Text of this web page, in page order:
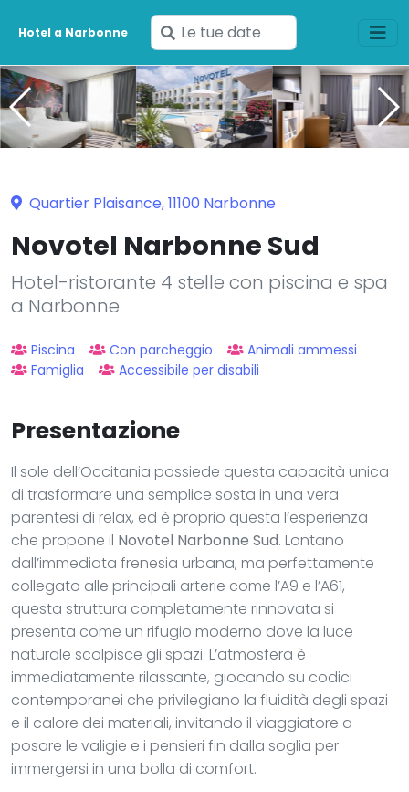
Hotel a Narbonne
Inserisci
le
tue
date
Quartier Plaisance, 11100 Narbonne
Novotel Narbonne Sud
Hotel-ristorante 4 stelle con piscina e spa
a Narbonne
Piscina Con parcheggio
Animali ammessi
Famiglia
Accessibile per disabili
Presentazione
Il sole dell’Occitania possiede questa capacità unica
di trasformare una semplice sosta in una vera
parentesi di relax, ed è proprio questa l’esperienza
che propone il Novotel Narbonne Sud. Lontano
dall’immediata frenesia urbana, ma perfettamente
collegato alle principali arterie come l’A9 e l’A61,
questa struttura completamente rinnovata si
presenta come un rifugio moderno dove la luce
naturale scolpisce gli spazi. L’atmosfera è
immediatamente rilassante, giocando su codici
contemporanei che privilegiano la fluidità degli spazi
e il calore dei materiali, invitando il viaggiatore a
posare le valigie e i pensieri fin dalla soglia per
immergersi in una bolla di comfort.